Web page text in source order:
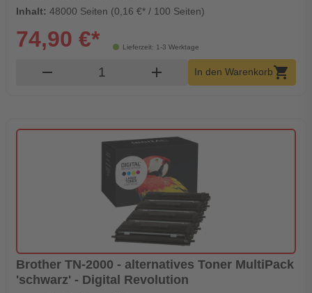
Inhalt: 48000 Seiten (0,16 €* / 100 Seiten)
Lieferzeit: 1-3 Werktage
74,90 €*
remove Produkt Warenkorb Menge
add In den Warenkorbshopping_cart
Brother TN-2000 - alternatives Toner MultiPack
'schwarz' - Digital Revolution